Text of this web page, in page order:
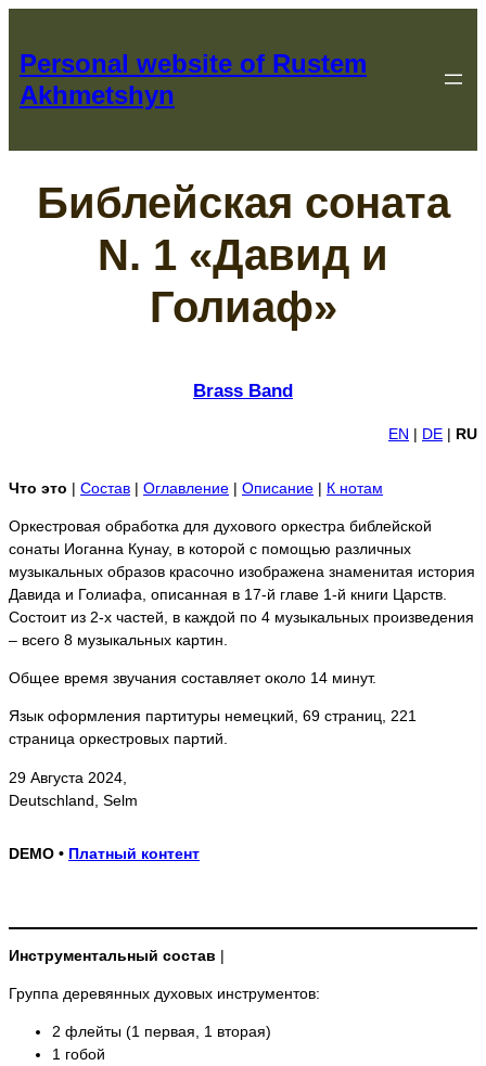
содержимому
Personal website of Rustem
Akhmetshyn
Библейская соната
N. 1 «Давид и
Голиаф»
Brass Band
EN | DE | RU
Что это | Состав | Оглавление | Описание | К нотам
Оркестровая обработка для духового оркестра библейской
сонаты Иоганна Кунау, в которой с помощью различных
музыкальных образов красочно изображена знаменитая история
Давида и Голиафа, описанная в 17-й главе 1-й книги Царств.
Состоит из 2-х частей, в каждой по 4 музыкальных произведения
– всего 8 музыкальных картин.
Общее время звучания составляет около 14 минут.
Язык оформления партитуры немецкий, 69 страниц, 221
страница оркестровых партий.
29 Августа 2024,
Deutschland, Selm
DEMO • Платный контент
Инструментальный состав |
Группа деревянных духовых инструментов:
2 флейты (1 первая, 1 вторая)
1 гобой